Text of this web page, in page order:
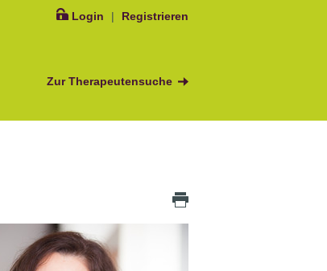
Login | Registrieren
Zur Therapeutensuche